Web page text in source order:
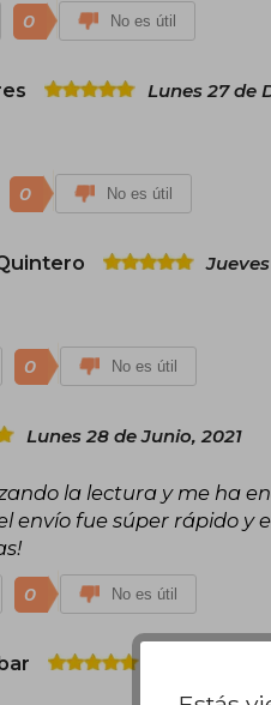
0 No es útil
Lunes 27 de
0 No es útil
0 No es útil
Lunes 28 de Junio, 2021
la lectura y me ha
envío fue súper rápido y
0 No es útil